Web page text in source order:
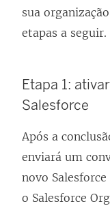
sua
etapas a seguir.
Etapa 1:
Salesforce
Após a
enviará um
novo
o Salesforce